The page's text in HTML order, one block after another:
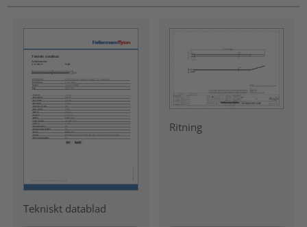
Tekniskt datablad
Ritning